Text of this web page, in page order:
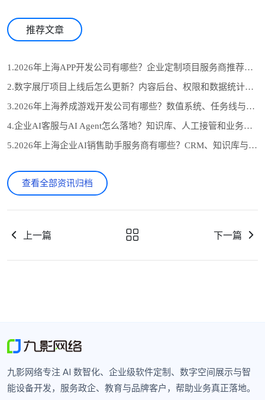
推荐文章
1.2026年上海APP开发公司有哪些？企业定制项目服务商推荐与选型参考
2.数字展厅项目上线后怎么更新？内容后台、权限和数据统计设计
3.2026年上海养成游戏开发公司有哪些？数值系统、任务线与长期运营怎么选
4.企业AI客服与AI Agent怎么落地？知识库、人工接管和业务系统对接流程
5.2026年上海企业AI销售助手服务商有哪些？CRM、知识库与自动跟进怎么选
查看全部资讯归档
上一篇 下一篇
九影网络专注 AI 数智化、企业级软件定制、数字空间展示与智
能设备开发，服务政企、教育与品牌客户，帮助业务真正落地。